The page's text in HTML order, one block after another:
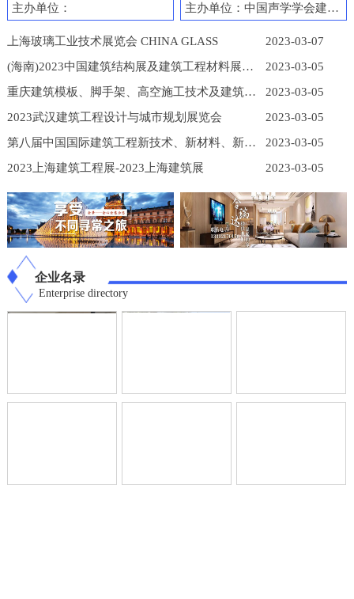
主办单位：
主办单位：中国声学学会建筑声学分会
上海玻璃工业技术展览会 CHINA GLASS
2023-03-07
(海南)2023中国建筑结构展及建筑工程材料展览会
2023-03-05
重庆建筑模板、脚手架、高空施工技术及建筑工程机械展
2023-03-05
2023武汉建筑工程设计与城市规划展览会
2023-03-05
第八届中国国际建筑工程新技术、新材料、新工艺及新装备博览会
2023-03-05
2023上海建筑工程展-2023上海建筑展
2023-03-05
企业名录
Enterprise directory